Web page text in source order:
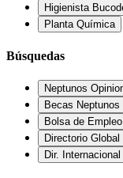
Higienista
Planta Química
Búsquedas
Neptunos
Becas Neptunos
Bolsa de Empleo
Directorio Global
Dir. Internacional